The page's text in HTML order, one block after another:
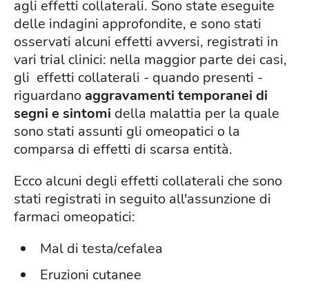
agli effetti collaterali. Sono state eseguite
delle indagini approfondite, e sono stati
osservati alcuni effetti avversi, registrati in
vari trial clinici: nella maggior parte dei casi,
gli effetti collaterali - quando presenti -
riguardano aggravamenti temporanei di
segni e sintomi della malattia per la quale
sono stati assunti gli omeopatici o la
comparsa di effetti di scarsa entità.
Ecco alcuni degli effetti collaterali che sono
stati registrati in seguito all'assunzione di
farmaci omeopatici:
Mal di testa/cefalea
Eruzioni cutanee